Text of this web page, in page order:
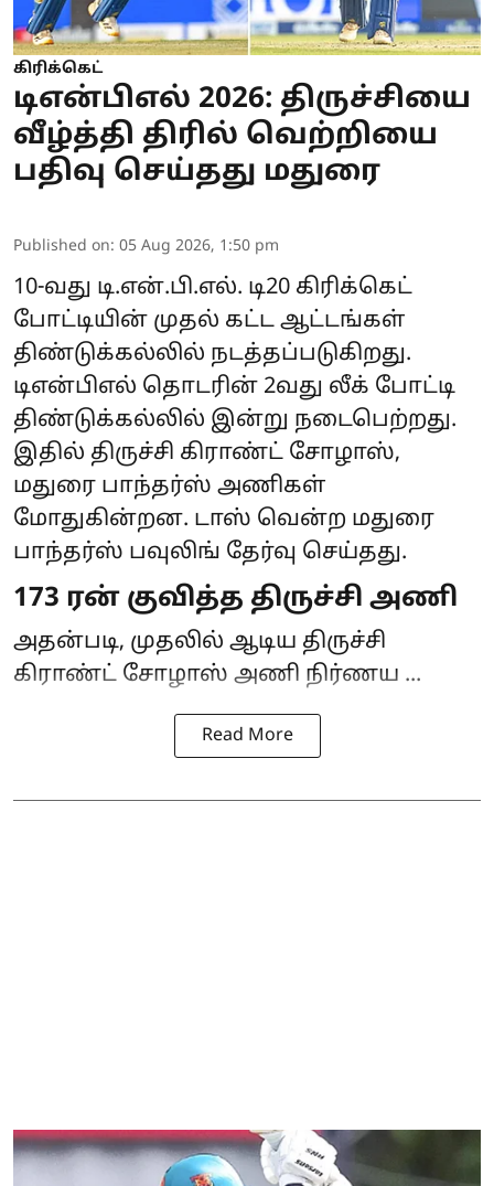
கிரிக்கெட்
டிஎன்பிஎல் 2026: திருச்சியை
வீழ்த்தி திரில் வெற்றியை
பதிவு செய்தது மதுரை
Published on: 05 Aug 2026, 1:50 pm
10-வது டி.என்.பி.எல். டி20 கிரிக்கெட்
போட்டியின் முதல் கட்ட ஆட்டங்கள்
திண்டுக்கல்லில் நடத்தப்படுகிறது.
டிஎன்பிஎல் தொடரின் 2வது லீக் போட்டி
திண்டுக்கல்லில் இன்று நடைபெற்றது.
இதில் திருச்சி கிராண்ட் சோழாஸ்,
மதுரை பாந்தர்ஸ் அணிகள்
மோதுகின்றன. டாஸ் வென்ற மதுரை
பாந்தர்ஸ் பவுலிங் தேர்வு செய்தது.
173 ரன் குவித்த திருச்சி அணி
அதன்படி, முதலில் ஆடிய திருச்சி
கிராண்ட் சோழாஸ் அணி நிர்ணய ...
Read More